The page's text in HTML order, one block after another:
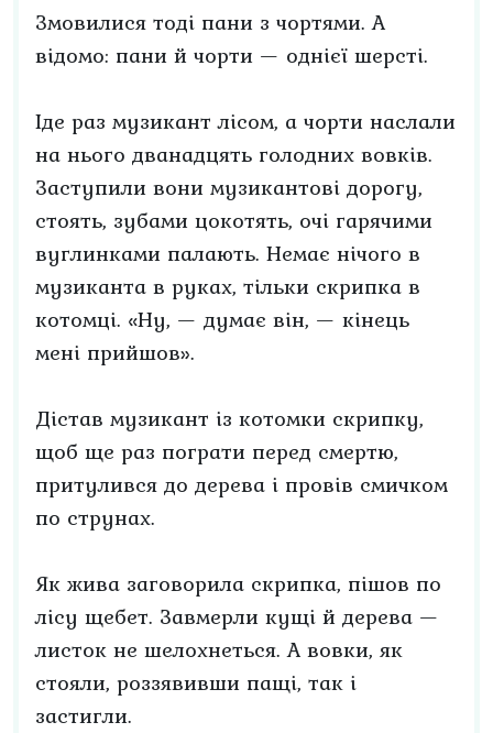
Змовилися тоді пани з чортями. А
відомо: пани й чорти — однієї шерсті.
Іде раз музикант лісом, а чорти наслали
на нього дванадцять голодних вовків.
Заступили вони музикантові дорогу,
стоять, зубами цокотять, очі гарячими
вуглинками палають. Немає нічого в
музиканта в руках, тільки скрипка в
котомці. «Ну, — думає він, — кінець
мені прийшов».
Дістав музикант із котомки скрипку,
щоб ще раз пограти перед смертю,
притулився до дерева і провів смичком
по струнах.
Як жива заговорила скрипка, пішов по
лісу щебет. Завмерли кущі й дерева —
листок не шелохнеться. А вовки, як
стояли, роззявивши пащі, так і
застигли.